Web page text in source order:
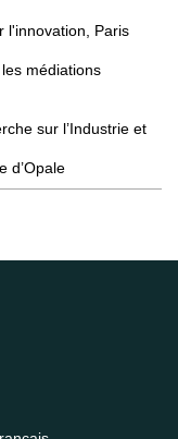
l'innovation, Paris
médiations
sur l’Industrie et
d’Opale